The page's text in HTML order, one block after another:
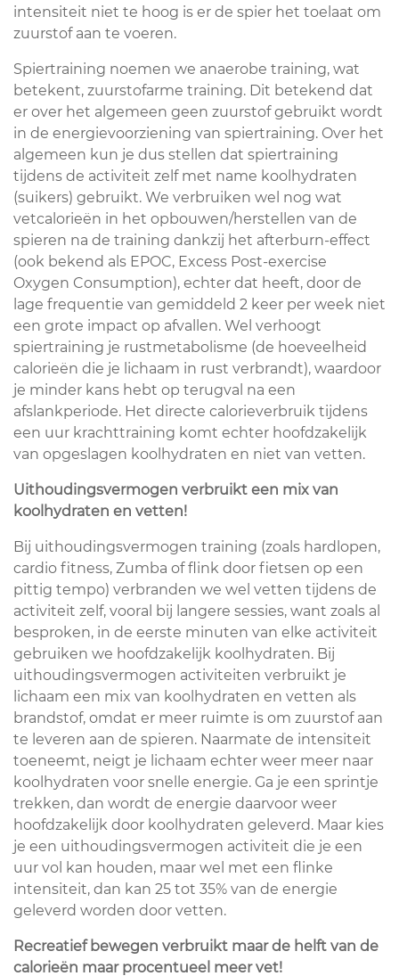
intensiteit niet te hoog is er de spier het toelaat om
zuurstof aan te voeren.
Spiertraining noemen we anaerobe training, wat
betekent, zuurstofarme training. Dit betekend dat
er over het algemeen geen zuurstof gebruikt wordt
in de energievoorziening van spiertraining. Over het
algemeen kun je dus stellen dat spiertraining
tijdens de activiteit zelf met name koolhydraten
(suikers) gebruikt. We verbruiken wel nog wat
vetcalorieën in het opbouwen/herstellen van de
spieren na de training dankzij het afterburn-effect
(ook bekend als EPOC, Excess Post-exercise
Oxygen Consumption), echter dat heeft, door de
lage frequentie van gemiddeld 2 keer per week niet
een grote impact op afvallen. Wel verhoogt
spiertraining je rustmetabolisme (de hoeveelheid
calorieën die je lichaam in rust verbrandt), waardoor
je minder kans hebt op terugval na een
afslankperiode. Het directe calorieverbruik tijdens
een uur krachttraining komt echter hoofdzakelijk
van opgeslagen koolhydraten en niet van vetten.
Uithoudingsvermogen verbruikt een mix van
koolhydraten en vetten!
Bij uithoudingsvermogen training (zoals hardlopen,
cardio fitness, Zumba of flink door fietsen op een
pittig tempo) verbranden we wel vetten tijdens de
activiteit zelf, vooral bij langere sessies, want zoals al
besproken, in de eerste minuten van elke activiteit
gebruiken we hoofdzakelijk koolhydraten. Bij
uithoudingsvermogen activiteiten verbruikt je
lichaam een mix van koolhydraten en vetten als
brandstof, omdat er meer ruimte is om zuurstof aan
te leveren aan de spieren. Naarmate de intensiteit
toeneemt, neigt je lichaam echter weer meer naar
koolhydraten voor snelle energie. Ga je een sprintje
trekken, dan wordt de energie daarvoor weer
hoofdzakelijk door koolhydraten geleverd. Maar kies
je een uithoudingsvermogen activiteit die je een
uur vol kan houden, maar wel met een flinke
intensiteit, dan kan 25 tot 35% van de energie
geleverd worden door vetten.
Recreatief bewegen verbruikt maar de helft van de
calorieën maar procentueel meer vet!